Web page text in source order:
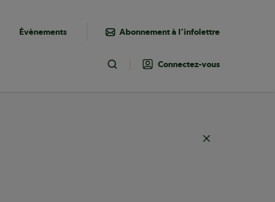
Évènements Abonnement à l’infolettre
Toggle Search
Connectez-vous